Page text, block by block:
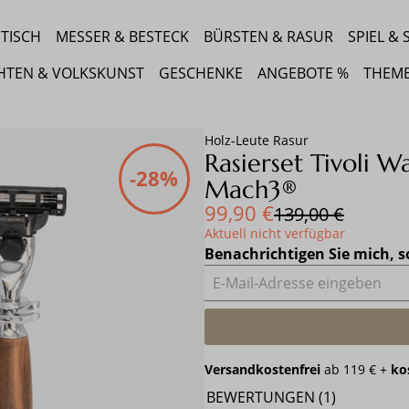
MESSER & BESTECK BÜRSTEN & RASUR
SPIEL &
& VOLKSKUNST
GESCHENKE ANGEBOTE %
Holz-Leute Rasur
Rasierset Tivoli
Mach3®
Verkaufspreis:
Regulärer Preis:
139,00 €
99,90 €
Aktuell nicht verfügbar
Benachrichtigen Sie mich,
E-Mail-Adresse eingeben
Versandkostenfrei ab 119 € +
BEWERTUNGEN (1)
-28%